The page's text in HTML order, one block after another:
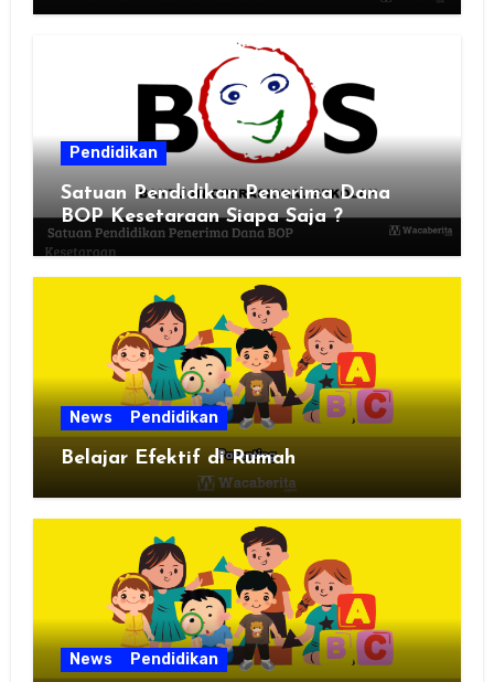
Pendidikan
Satuan Pendidikan Penerima Dana
BOP Kesetaraan Siapa Saja ?
News Pendidikan
Belajar Efektif di Rumah
News Pendidikan